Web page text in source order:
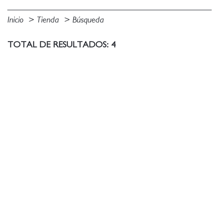
Inicio Tienda Búsqueda
TOTAL DE RESULTADOS: 4